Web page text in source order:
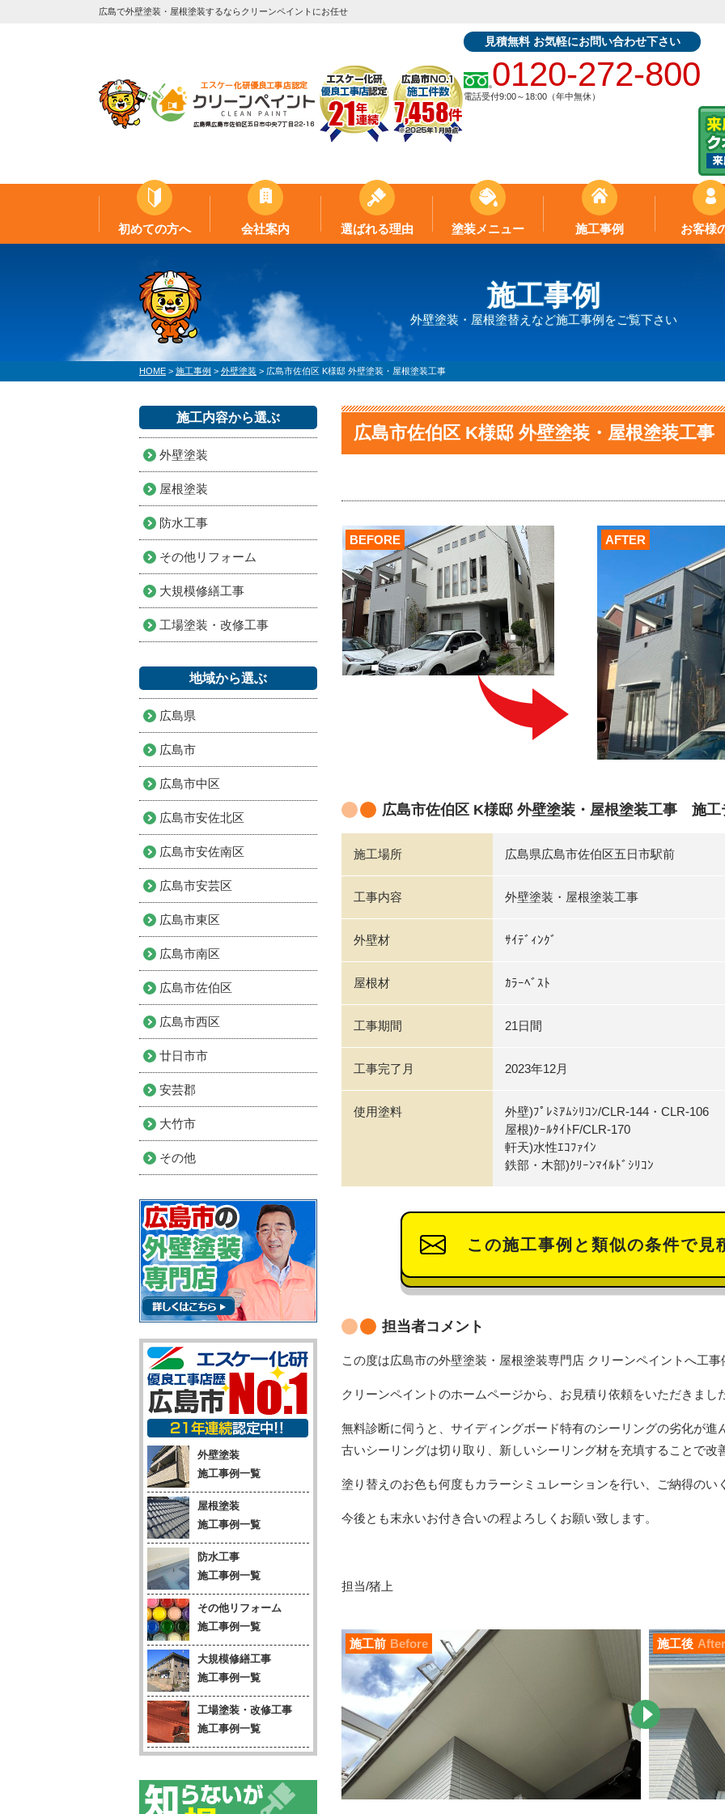
広島で外壁塗装・屋根塗装するならクリーンペイントにお任せ
見積無料 お気軽にお問い合わせ下さい
0120-272-800
電話受付9:00～18:00（年中無休）
初めての方へ 会社案内 選ばれる理由 塗装メニュー 施工事例 お客様
施工事例
外壁塗装・屋根塗替えなど施工事例をご覧下さい
HOME > 施工事例 > 外壁塗装 > 広島市佐伯区 K様邸 外壁塗装・屋根塗装工事
広島市佐伯区 K様邸 外壁塗装・屋根塗装工事
AFTER
BEFORE
広島市佐伯区 K様邸 外壁塗装・屋根塗装工事 施工
施工場所 広島県広島市佐伯区五日市駅前
工事内容 外壁塗装・屋根塗装工事
外壁材 ｻｲﾃﾞｨﾝｸﾞ
屋根材 ｶﾗｰﾍﾞｽﾄ
工事期間 21日間
工事完了月 2023年12月
使用塗料
外壁)ﾌﾟﾚﾐｱﾑｼﾘｺﾝ/CLR-144・CLR-106
屋根)ｸｰﾙﾀｲﾄF/CLR-170
軒天)水性ｴｺﾌｧｲﾝ
鉄部・木部)ｸﾘｰﾝﾏｲﾙﾄﾞｼﾘｺﾝ
この施工事例と類似の条件で見
担当者コメント
この度は広島市の外壁塗装・屋根塗装専門店 クリーンペイントへ工
クリーンペイントのホームページから、お見積り依頼をいただきまし
無料診断に伺うと、サイディングボード特有のシーリングの劣化が進
古いシーリングは切り取り、新しいシーリング材を充填することで改
塗り替えのお色も何度もカラーシミュレーションを行い、ご納得の
今後とも末永いお付き合いの程よろしくお願い致します。
担当/猪上
施工前 Before 施工後 After
施工内容から選ぶ
外壁塗装
屋根塗装
防水工事
その他リフォーム
大規模修繕工事
工場塗装・改修工事
地域から選ぶ
広島県
広島市
広島市中区
広島市安佐北区
広島市安佐南区
広島市安芸区
広島市東区
広島市南区
広島市佐伯区
広島市西区
廿日市市
安芸郡
大竹市
その他
外壁塗装
施工事例一覧
屋根塗装
施工事例一覧
防水工事
施工事例一覧
その他リフォーム
施工事例一覧
大規模修繕工事
施工事例一覧
工場塗装・改修工事
施工事例一覧